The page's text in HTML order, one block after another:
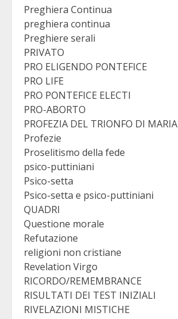
Preghiera Continua
preghiera continua
Preghiere serali
PRIVATO
PRO ELIGENDO PONTEFICE
PRO LIFE
PRO PONTEFICE ELECTI
PRO-ABORTO
PROFEZIA DEL TRIONFO DI MARIA
Profezie
Proselitismo della fede
psico-puttiniani
Psico-setta
Psico-setta e psico-puttiniani
QUADRI
Questione morale
Refutazione
religioni non cristiane
Revelation Virgo
RICORDO/REMEMBRANCE
RISULTATI DEI TEST INIZIALI
RIVELAZIONI MISTICHE